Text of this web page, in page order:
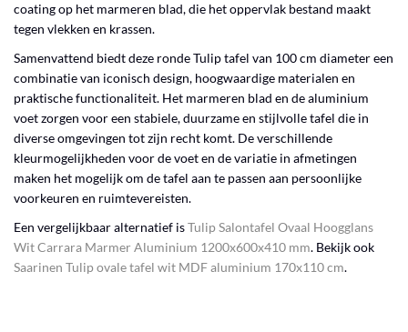
coating op het marmeren blad, die het oppervlak bestand maakt
tegen vlekken en krassen.
Samenvattend biedt deze ronde Tulip tafel van 100 cm diameter een
combinatie van iconisch design, hoogwaardige materialen en
praktische functionaliteit. Het marmeren blad en de aluminium
voet zorgen voor een stabiele, duurzame en stijlvolle tafel die in
diverse omgevingen tot zijn recht komt. De verschillende
kleurmogelijkheden voor de voet en de variatie in afmetingen
maken het mogelijk om de tafel aan te passen aan persoonlijke
voorkeuren en ruimtevereisten.
Een vergelijkbaar alternatief isTulip Salontafel Ovaal Hoogglans
Wit Carrara Marmer Aluminium 1200x600x410 mm. Bekijk ook
Saarinen Tulip ovale tafel wit MDF aluminium 170x110 cm.